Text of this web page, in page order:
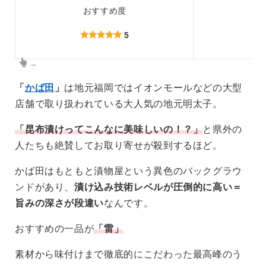
おすすめ度
5
→
「 かば田 」 は地元福岡ではイオンモールなどの大型
店舗で取り扱われている大人気の地元明太子。
「昆布漬けってこんなに美味しいの！？」と県外の
人たちも絶賛してお取り寄せが殺到するほど。
かば田はもともと漬物屋という異色のバックグラウ
ンドがあり、漬け込み技術レベルが圧倒的に高い＝
旨みの深さが段違いなんです。
おすすめの一品が「雷」
素材から味付けまで徹底的にこだわった最高峰のう